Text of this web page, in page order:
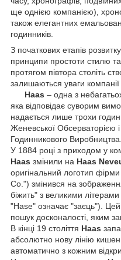
ще однією компанією),
також елегантних
годинників.
З початкових етапів
принципи простоти стилю
протягом півтора століть
залишаються уваги компанії
Haas – одна з
яка відповідає суворим
надається лише трохи
Женевської
Годинникового Виробництва.
У 1884 році з приходом у
Haas змінили на Haas
оригінальний логотип фірми
Co.") змінився на
біжить" з великими літерами
"Hase" означає "заєць"). Цей
пошук досконалості, яким
В кінці 19 століття Haas
абсолютно нову лінію
автоматично з кожним